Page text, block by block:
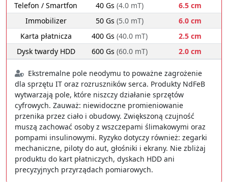
Telefon / Smartfon
40 Gs (4.0 mT)
6.5 cm
Immobilizer
50 Gs (5.0 mT)
6.0 cm
Karta płatnicza
400 Gs (40.0 mT)
2.5 cm
Dysk twardy HDD
600 Gs (60.0 mT) 2.0 cm
Ekstremalne pole neodymu to poważne zagrożenie
dla sprzętu IT oraz rozruszników serca. Produkty NdFeB
wytwarzają pole, które niszczy działanie sprzętów
cyfrowych. Zauważ: niewidoczne promieniowanie
przenika przez ciało i obudowy. Zwiększoną czujność
muszą zachować osoby z wszczepami ślimakowymi oraz
pompami insulinowymi. Ryzyko dotyczy również: zegarki
mechaniczne, piloty do aut, głośniki i ekrany. Nie zbliżaj
produktu do kart płatniczych, dyskach HDD ani
precyzyjnych przyrządach pomiarowych.